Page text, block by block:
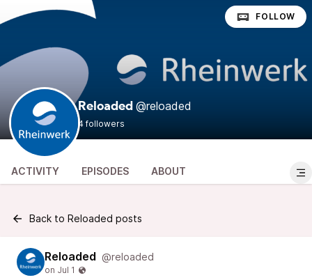
Reloaded @reloaded
4 followers
FOLLOW
ACTIVITY EPISODES ABOUT
Back to Reloaded posts
Reloaded @reloaded